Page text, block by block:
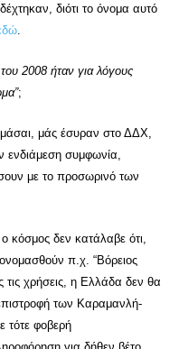
διότι το όνομα αυτό
2008 ήταν για λόγους
;
μάς έσυραν στο ΔΔΧ,
ενδιάμεση συμφωνία,
με το προσωρινό των
κόσμος δεν κατάλαβε ότι,
π.χ. “Βόρειος
τις χρήσεις, η Ελλάδα δεν θα
των Καραμανλή-
τότε φοβερή